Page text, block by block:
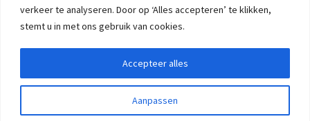
verkeer te analyseren. Door op ‘Alles accepteren’ te klikken,
stemt u in met ons gebruik van cookies.
Aanpassen
Accepteer alles
Game